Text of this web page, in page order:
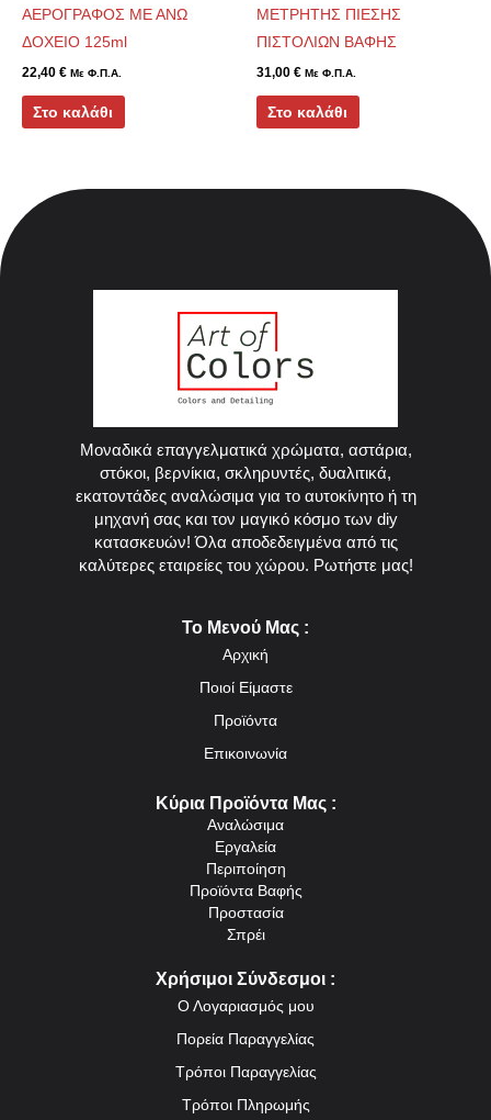
ΑΕΡΟΓΡΑΦΟΣ ΜΕ ΑΝΩ
ΔΟΧΕΙΟ 125ml
22,40 € Με Φ.Π.Α.
Στο καλάθι
ΜΕΤΡΗΤΗΣ ΠΙΕΣΗΣ
ΠΙΣΤΟΛΙΩΝ ΒΑΦΗΣ
31,00 € Με Φ.Π.Α.
Στο καλάθι
Μοναδικά επαγγελματικά χρώματα, αστάρια,
στόκοι, βερνίκια, σκληρυντές, δυαλιτικά,
εκατοντάδες αναλώσιμα για το αυτοκίνητο ή τη
μηχανή σας και τον μαγικό κόσμο των diy
κατασκευών! Όλα αποδεδειγμένα από τις
καλύτερες εταιρείες του χώρου. Ρωτήστε μας!
Το Μενού Μας :
Αρχική
Ποιοί Είμαστε
Προϊόντα
Επικοινωνία
Κύρια Προϊόντα Μας :
Αναλώσιμα
Εργαλεία
Περιποίηση
Προϊόντα Βαφής
Προστασία
Σπρέι
Χρήσιμοι Σύνδεσμοι :
Ο Λογαριασμός μου
Πορεία Παραγγελίας
Τρόποι Παραγγελίας
Τρόποι Πληρωμής